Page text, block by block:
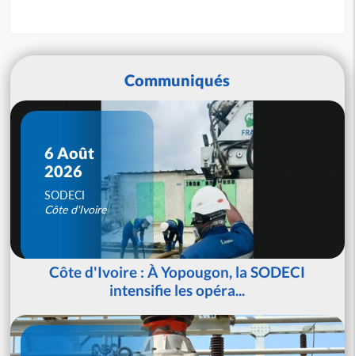
Communiqués
6 Août
2026
SODECI
Côte d'Ivoire
Côte d'Ivoire : À Yopougon, la SODECI
intensifie les opéra...